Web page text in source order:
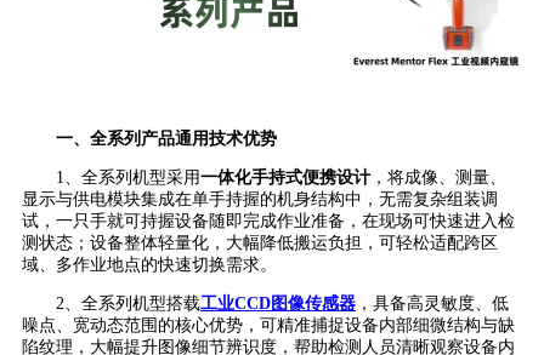
一、全系列产品通用技术优势
1、全系列机型采用一体化手持式便携设计 ，将成像、测量、
显示与供电模块集成在单手持握的机身结构中，无需复杂组装调
试，一只手就可持握设备随即完成作业准备，在现场可快速进入检
测状态；设备整体轻量化，大幅降低搬运负担，可轻松适配跨区
域、多作业地点的快速切换需求。
2、全系列机型搭载工业CCD图像传感器 ，具备高灵敏度、低
噪点、宽动态范围的核心优势，可精准捕捉设备内部细微结构与缺
陷纹理，大幅提升图像细节辨识度，帮助检测人员清晰观察设备内